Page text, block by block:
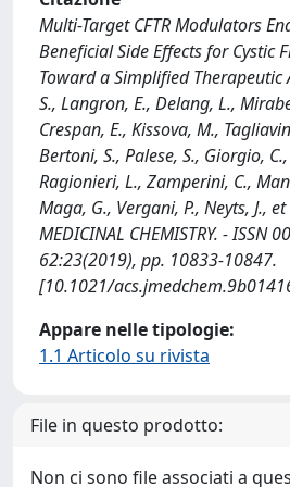
Multi-Target CFTR Modulators
Beneficial Side Effects for Cystic
Toward a Simplified Therapeutic
S., Langron, E., Delang, L.,
Crespan, E., Kissova, M.,
Bertoni, S., Palese, S., Giorgio,
Ragionieri, L., Zamperini, C.,
Maga, G., Vergani, P., Neyts, J.,
MEDICINAL CHEMISTRY. - ISSN
62:23(2019), pp. 10833-10847.
[10.1021/
Appare nelle tipologie:
1.1 Articolo su rivista
File in questo prodotto:
Non ci sono file associati a